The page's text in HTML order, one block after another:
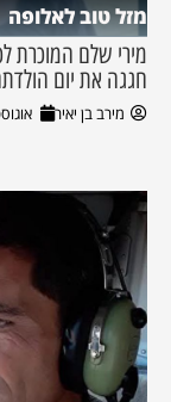
מזל טוב לאלופה
מירי שלם המוכרת
חגגה את יום
מירב בן יאיר אוגוסט 4,